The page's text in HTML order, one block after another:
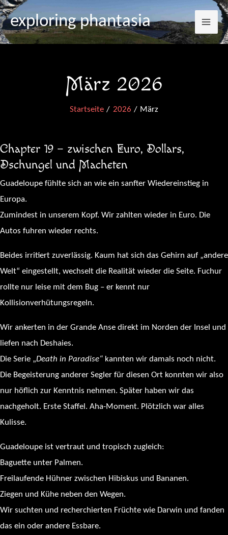
Zum
Inhalt
springen
exploring phantasia
März 2026
Startseite 2026 März
Chapter 19 – zwischen Euro, Dollars,
Dschungel und Macheten
Guadeloupe fühlte sich an wie ein sanfter Wiedereinstieg in
Europa.
Zumindest in unserem Kopf. Wir zahlten wieder in Euro. Die
Autos fuhren wieder rechts.
Beides irritiert zuverlässig. Kaum hat sich das Gehirn auf „andere
Welt“ eingestellt, wechselt die Realität wieder die Seite. Fuchur
rollte nur leise mit dem Bug – er kennt nur
Kollisionverhütungsregeln.
Wir ankerten in der Grande Anse direkt im Norden der Insel und
liefen nach Deshaies.
Die Serie „Death in Paradise“ kannten wir damals noch nicht.
Die Begeisterung anderer Segler für diesen Ort konnten wir also
nur höflich zur Kenntnis nehmen. Später haben wir das
nachgeholt. Erste Staffel. Aha-Moment. Plötzlich war alles
Kulisse.
Guadeloupe ist vertraut und tropisch zugleich:
Baguette unter Palmen.
Freilaufende Hühner zwischen Hibiskus und Bananen.
Ziegen und Kühe neben den Wegen.
Wir suchten und recherchierten Früchte wie Darwin und fanden
das ein oder andere Essbare.